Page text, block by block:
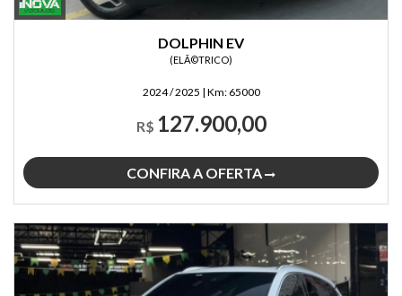
DOLPHIN EV
(ELÃ©TRICO)
2024 / 2025 | Km: 65000
R$ 127.900,00
CONFIRA A OFERTA